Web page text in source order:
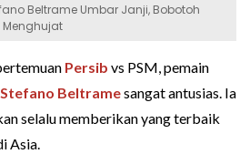
Beltrame Umbar Janji, Bobotoh
Persib vs PSM, pemain
Stefano Beltramesangat antusias. Ia
selalu memberikan yang terbaik
Asia.